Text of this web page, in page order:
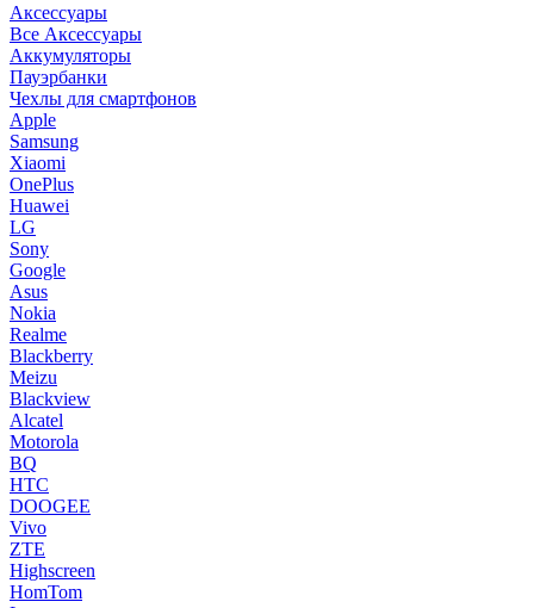
Аксессуары
Все Аксессуары
Аккумуляторы
Пауэрбанки
Чехлы для смартфонов
Apple
Samsung
Xiaomi
OnePlus
Huawei
LG
Sony
Google
Asus
Nokia
Realme
Blackberry
Meizu
Blackview
Alcatel
Motorola
BQ
HTC
DOOGEE
Vivo
ZTE
Highscreen
HomTom